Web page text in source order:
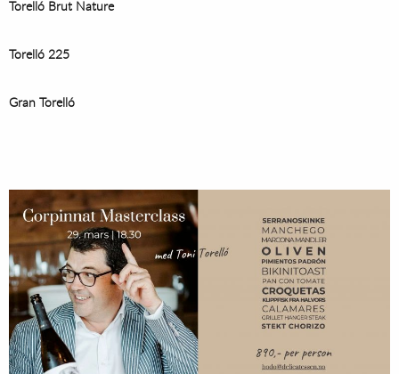
Torelló Brut Nature
Torelló 225
Gran Torelló